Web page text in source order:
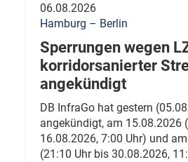
06.08.2026
Hamburg – Berlin
Sperrungen wegen
korridorsanierter
angekündigt
DB InfraGo hat gestern
angekündigt, am 15.08.2026
16.08.2026, 7:00 Uhr) und
(21:10 Uhr bis 30.08.2026,